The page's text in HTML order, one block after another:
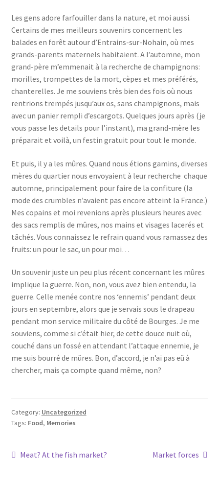
Les gens adore farfouiller dans la nature, et moi aussi.
Certains de mes meilleurs souvenirs concernent les
balades en forêt autour d’Entrains-sur-Nohain, où mes
grands-parents maternels habitaient. A l’automne, mon
grand-père m’emmenait à la recherche de champignons:
morilles, trompettes de la mort, cèpes et mes préférés,
chanterelles. Je me souviens très bien des fois où nous
rentrions trempés jusqu’aux os, sans champignons, mais
avec un panier rempli d’escargots. Quelques jours après (je
vous passe les details pour l’instant), ma grand-mère les
préparait et voilà, un festin gratuit pour tout le monde.
Et puis, il y a les mûres. Quand nous étions gamins, diverses
mères du quartier nous envoyaient à leur recherche chaque
automne, principalement pour faire de la confiture (la
mode des crumbles n’avaient pas encore atteint la France.)
Mes copains et moi revenions après plusieurs heures avec
des sacs remplis de mûres, nos mains et visages lacerés et
tâchés. Vous connaissez le refrain quand vous ramassez des
fruits: un pour le sac, un pour moi…
Un souvenir juste un peu plus récent concernant les mûres
implique la guerre. Non, non, vous avez bien entendu, la
guerre. Celle menée contre nos ‘ennemis’ pendant deux
jours en septembre, alors que je servais sous le drapeau
pendant mon service militaire du côté de Bourges. Je me
souviens, comme si c’était hier, de cette douce nuit où,
couché dans un fossé en attendant l’attaque ennemie, je
me suis bourré de mûres. Bon, d’accord, je n’ai pas eû à
chercher, mais ça compte quand même, non?
Category: Uncategorized
Tags: Food, Memories
Post
Previous
Meat? At the fish market?
Next
Market forces